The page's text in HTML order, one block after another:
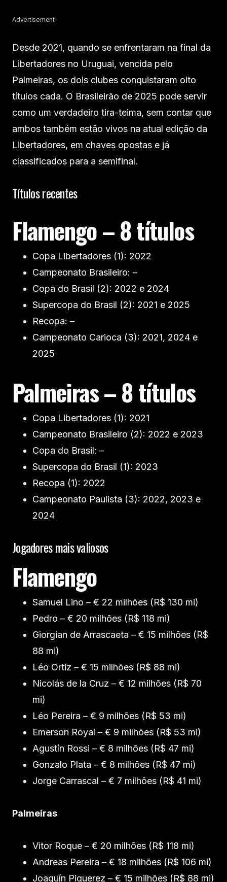
Advertisement
Desde 2021, quando se enfrentaram na final da
Libertadores no Uruguai, vencida pelo
Palmeiras, os dois clubes conquistaram oito
títulos cada. O Brasileirão de 2025 pode servir
como um verdadeiro tira-teima, sem contar que
ambos também estão vivos na atual edição da
Libertadores, em chaves opostas e já
classificados para a semifinal.
Títulos recentes
Flamengo – 8 títulos
Copa Libertadores (1): 2022
Campeonato Brasileiro: –
Copa do Brasil (2): 2022 e 2024
Supercopa do Brasil (2): 2021 e 2025
Recopa: –
Campeonato Carioca (3): 2021, 2024 e
2025
Palmeiras – 8 títulos
Copa Libertadores (1): 2021
Campeonato Brasileiro (2): 2022 e 2023
Copa do Brasil: –
Supercopa do Brasil (1): 2023
Recopa (1): 2022
Campeonato Paulista (3): 2022, 2023 e
2024
Jogadores mais valiosos
Flamengo
Samuel Lino – € 22 milhões (R$ 130 mi)
Pedro – € 20 milhões (R$ 118 mi)
Giorgian de Arrascaeta – € 15 milhões (R$
88 mi)
Léo Ortiz – € 15 milhões (R$ 88 mi)
Nicolás de la Cruz – € 12 milhões (R$ 70
mi)
Léo Pereira – € 9 milhões (R$ 53 mi)
Emerson Royal – € 9 milhões (R$ 53 mi)
Agustín Rossi – € 8 milhões (R$ 47 mi)
Gonzalo Plata – € 8 milhões (R$ 47 mi)
Jorge Carrascal – € 7 milhões (R$ 41 mi)
Palmeiras
Vitor Roque – € 20 milhões (R$ 118 mi)
Andreas Pereira – € 18 milhões (R$ 106 mi)
Joaquín Piquerez – € 15 milhões (R$ 88 mi)